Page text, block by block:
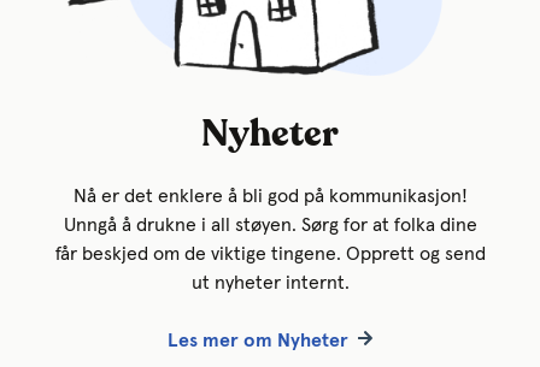
Nyheter
Nå er det enklere å bli god på kommunikasjon!
Unngå å drukne i all støyen. Sørg for at folka dine
får beskjed om de viktige tingene. Opprett og send
ut nyheter internt.
Les mer om Nyheter